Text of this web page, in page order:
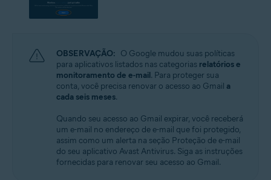
OBSERVAÇÃO: O Google mudou suas políticas
para aplicativos listados nas categorias relatórios e
monitoramento de e-mail. Para proteger sua
conta, você precisa renovar o acesso ao Gmail a
cada seis meses.
Quando seu acesso ao Gmail expirar, você receberá
um e-mail no endereço de e-mail que foi protegido,
assim como um alerta na seção Proteção de e-mail
do seu aplicativo Avast Antivirus. Siga as instruções
fornecidas para renovar seu acesso ao Gmail.